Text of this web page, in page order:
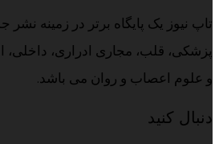
تاپ نیوز یک پایگاه برتر در زمینه نشر
پزشکی، قلب، مجاری ادراری، داخلی،
و علوم اعصاب و روان می باشد.
دنبال کنید